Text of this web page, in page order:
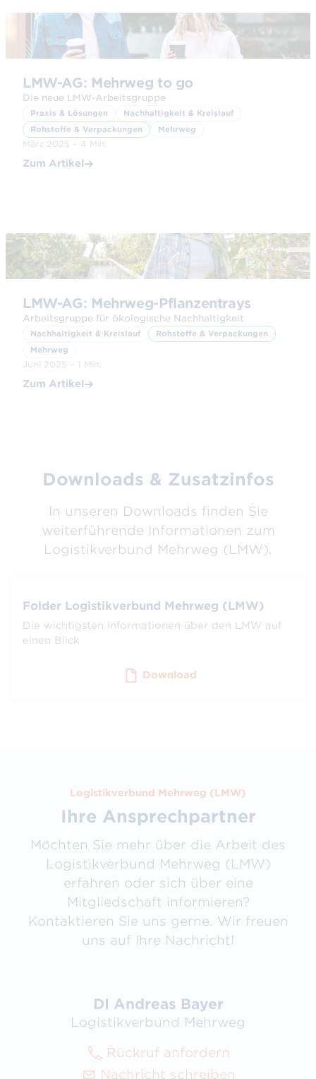
© Adobe Stock
LMW-AG: Mehrweg to go
Die neue LMW-Arbeitsgruppe
Praxis & Lösungen
Nachhaltigkeit & Kreislauf
Rohstoffe & Verpackungen
Mehrweg
März 2025 – 4 Min.
Zum Artikel
© Adobe Stock
LMW-AG: Mehrweg-Pflanzentrays
Arbeitsgruppe für ökologische Nachhaltigkeit
Nachhaltigkeit & Kreislauf
Rohstoffe & Verpackungen
Mehrweg
Juni 2025 – 1 Min.
Zum Artikel
Downloads & Zusatzinfos
In unseren Downloads finden Sie
weiterführende Informationen zum
Logistikverbund Mehrweg (LMW).
Folder Logistikverbund Mehrweg (LMW)
Die wichtigsten Informationen über den LMW auf
einen Blick
Download
Logistikverbund Mehrweg (LMW)
Ihre Ansprechpartner
Möchten Sie mehr über die Arbeit des
Logistikverbund Mehrweg (LMW)
erfahren oder sich über eine
Mitgliedschaft informieren?
Kontaktieren Sie uns gerne. Wir freuen
uns auf Ihre Nachricht!
DI Andreas Bayer
Logistikverbund Mehrweg
Rückruf anfordern
Nachricht schreiben